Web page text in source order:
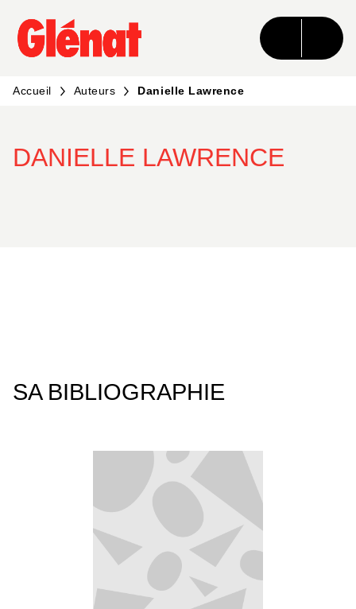
MENU RECHERCHE CONTENU
PIED DE PAGE
Accueil Auteurs Danielle Lawrence
DANIELLE LAWRENCE
SA BIBLIOGRAPHIE